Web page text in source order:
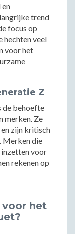
en
trend
focus op
hechten veel
voor het
Z
de behoefte
merken. Ze
zijn kritisch
Merken die
inzetten voor
rekenen op
het